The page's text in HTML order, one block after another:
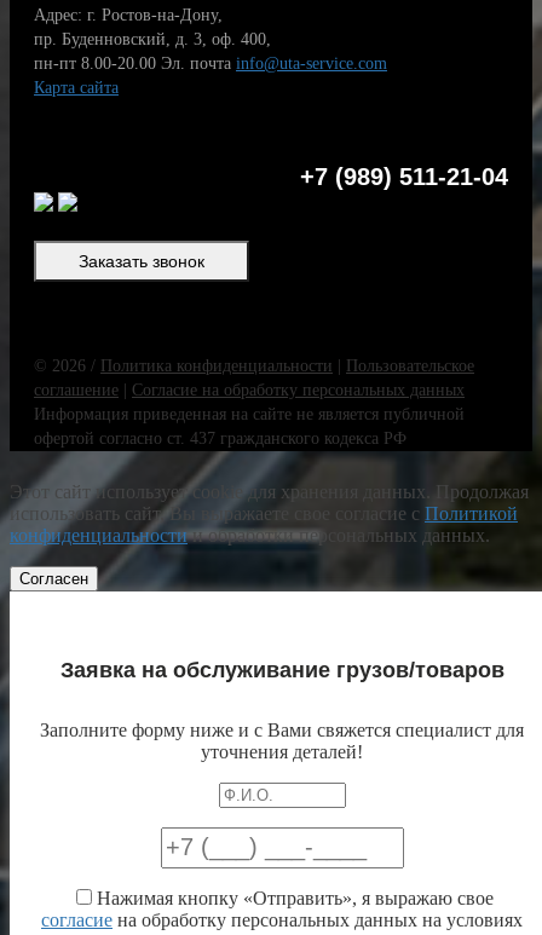
Адрес: г. Ростов-на-Дону,
пр. Буденновский, д. 3, оф. 400,
пн-пт 8.00-20.00 Эл. почта info@uta-service.com
Карта сайта
+7 (989) 511-21-04
Заказать звонок
© 2026 / Политика конфиденциальности | Пользовательское
соглашение | Согласие на обработку персональных данных
Информация приведенная на сайте не является публичной
офертой согласно ст. 437 гражданского кодекса РФ
Этот сайт использует cookie для хранения данных. Продолжая
использовать сайт, Вы выражаете свое согласие с Политикой
конфиденциальностии обработки персональных данных.
Согласен
Заявка на обслуживание грузов/товаров
Заполните форму ниже и с Вами свяжется специалист для
уточнения деталей!
Нажимая кнопку «Отправить», я выражаю свое
согласие на обработку персональных данных на условиях